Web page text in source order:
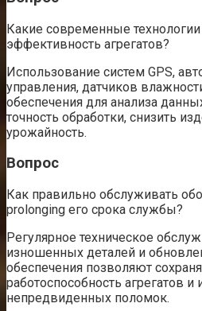
Какие современные
эффективность агрегатов?
Использование систем GPS,
управления, датчиков
обеспечения для анализа
точность обработки, снизить
урожайность.
Вопрос
Как правильно обслуживать
prolonging его срока службы?
Регулярное техническое
изношенных деталей и
обеспечения позволяют
работоспособность агрегатов и
непредвиденных поломок.